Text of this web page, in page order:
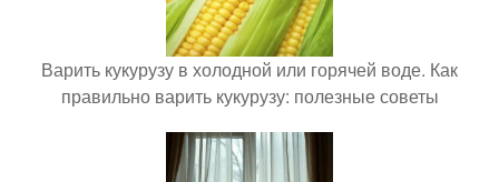
Варить кукурузу в холодной или горячей воде. Как
правильно варить кукурузу: полезные советы